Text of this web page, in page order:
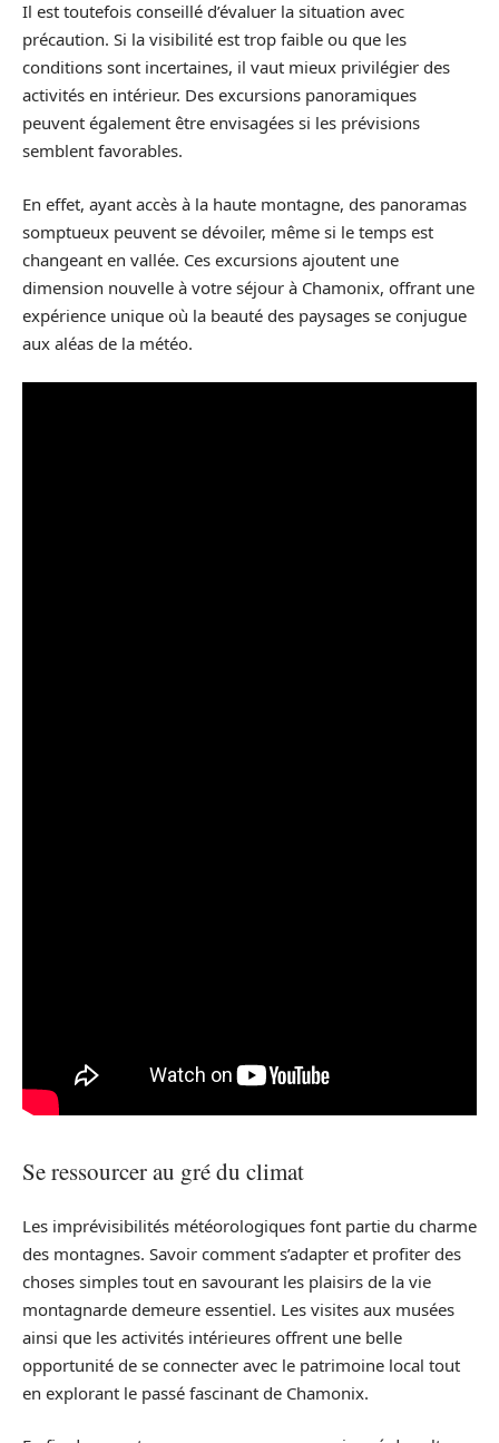
Il est toutefois conseillé d’évaluer la situation avec
précaution. Si la visibilité est trop faible ou que les
conditions sont incertaines, il vaut mieux privilégier des
activités en intérieur. Des excursions panoramiques
peuvent également être envisagées si les prévisions
semblent favorables.
En effet, ayant accès à la haute montagne, des panoramas
somptueux peuvent se dévoiler, même si le temps est
changeant en vallée. Ces excursions ajoutent une
dimension nouvelle à votre séjour à Chamonix, offrant une
expérience unique où la beauté des paysages se conjugue
aux aléas de la météo.
Se ressourcer au gré du climat
Les imprévisibilités météorologiques font partie du charme
des montagnes. Savoir comment s’adapter et profiter des
choses simples tout en savourant les plaisirs de la vie
montagnarde demeure essentiel. Les visites aux musées
ainsi que les activités intérieures offrent une belle
opportunité de se connecter avec le patrimoine local tout
en explorant le passé fascinant de Chamonix.